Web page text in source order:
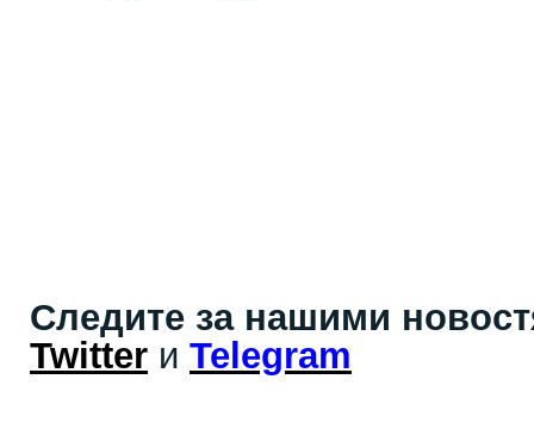
Следите за нашими
Twitter и Telegram